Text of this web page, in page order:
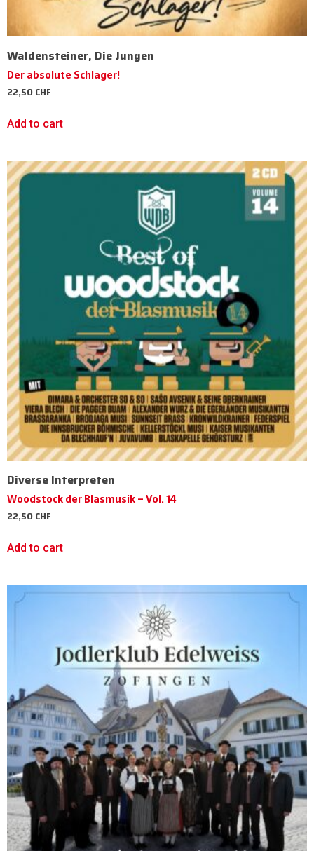
Waldensteiner, Die Jungen
Der absolute Schlager!
22,50CHF
Add to cart
Diverse Interpreten
Woodstock der Blasmusik – Vol. 14
22,50CHF
Add to cart